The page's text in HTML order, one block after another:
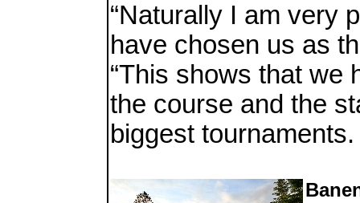
“Naturally I am very
have chosen us as
“This shows that we
the course and the
biggest